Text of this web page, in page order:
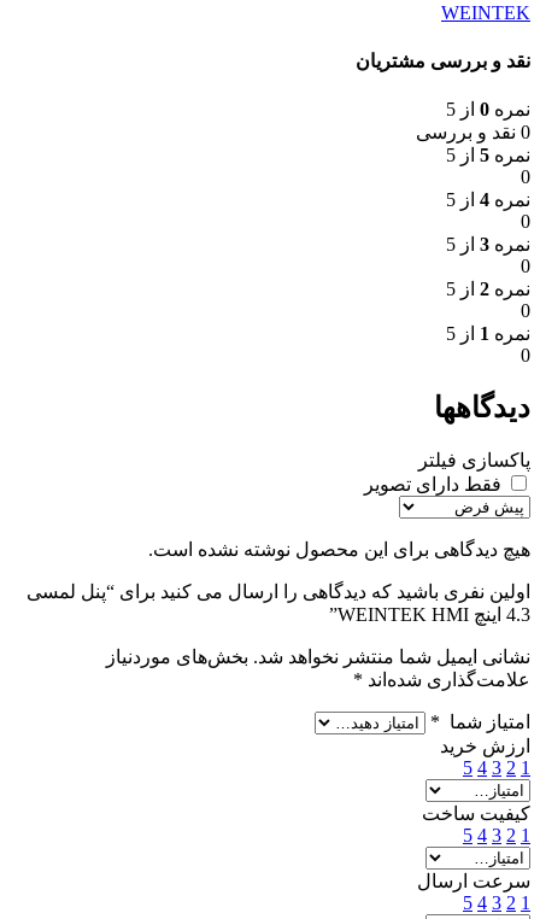
WEINTEK
نقد و بررسی مشتریان
نمره 0 از 5
0 نقد و بررسی
نمره 5 از 5
0
نمره 4 از 5
0
نمره 3 از 5
0
نمره 2 از 5
0
نمره 1 از 5
0
دیدگاهها
پاکسازی فیلتر
فقط دارای تصویر
هیچ دیدگاهی برای این محصول نوشته نشده است.
اولین نفری باشید که دیدگاهی را ارسال می کنید برای “پنل لمسی
4.3 اینچ WEINTEK HMI”
نشانی ایمیل شما منتشر نخواهد شد. بخش‌های موردنیاز
علامت‌گذاری شده‌اند *
امتیاز شما *
ارزش خرید
1
2
3
4
5
کیفیت ساخت
1
2
3
4
5
سرعت ارسال
1
2
3
4
5